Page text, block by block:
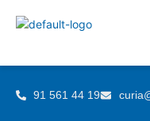
91 561 44 19